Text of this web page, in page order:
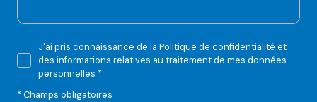
J'ai pris connaissance de la Politique de confidentialité et
des informations relatives au traitement de mes données
personnelles *
* Champs obligatoires